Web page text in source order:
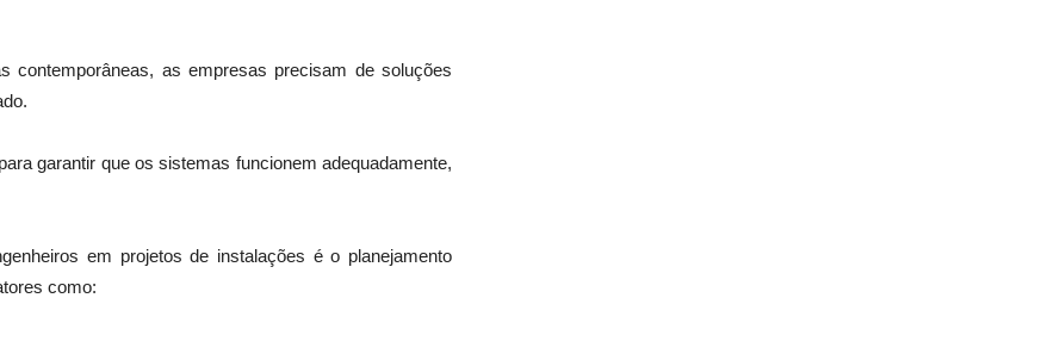
contemporâneas, as empresas precisam de soluções
garantir que os sistemas funcionem adequadamente,
em projetos de instalações é o planejamento
como: